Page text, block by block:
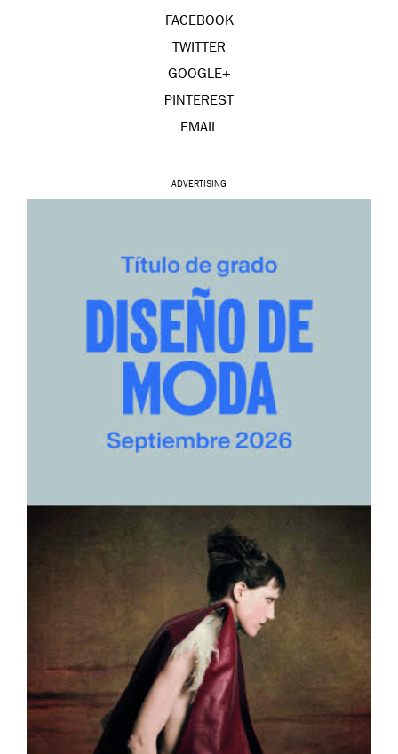
FACEBOOK
TWITTER
GOOGLE+
PINTEREST
EMAIL
ADVERTISING